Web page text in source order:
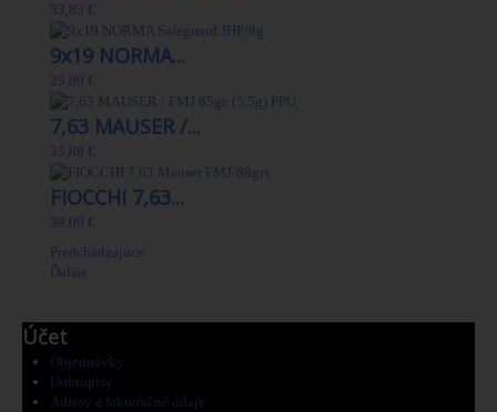
33,83 €
9x19 NORMA...
25,00 €
7,63 MAUSER /...
35,88 €
FIOCCHI 7,63...
39,00 €
Predchádzajúce
Ďalšie
Účet
Objednávky
Dobropisy
Adresy a fakturačné údaje